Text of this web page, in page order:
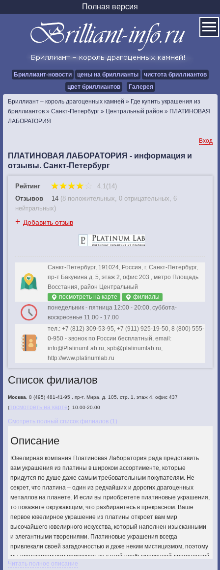
Полная версия
Бриллиант-новости цены на бриллианты
чистота бриллиантов
цвет бриллиантов
Галерея
Бриллиант – король драгоценных камней » Где купить украшения из
бриллиантов » Санкт-Петербург » Центральный район » ПЛАТИНОВАЯ
ЛАБОРАТОРИЯ
Вход
ПЛАТИНОВАЯ ЛАБОРАТОРИЯ - информация и
отзывы. Санкт-Петербург
Рейтинг
4.1(14)
Отзывов
14 (8 положительных, 0 отрицательных, 6
нейтральных)
+ Добавить отзыв
Санкт-Петербург, 191024, Россия, г. Санкт-Петербург,
пр-т Бакунина д. 5, этаж 2, офис 203 , метро Площадь
Восстания, район Центральный
посмотреть на карте
филиалы
понедельник - пятница 12:00 - 20:00, суббота-
воскресенье 11.00 - 17.00
тел.: +7 (812) 309-53-95, +7 (911) 925-19-50, 8 (800) 555-
0-950 - звонок по России бесплатный, email:
info@PlatinumLab.ru, spb@platinumlab.ru,
http://www.platinumlab.ru
Список филиалов
Москва , 8 (495) 481-41-95 , пр-т. Мира, д. 105, стр. 1, этаж 4, офис 437
(посмотреть на карте), 10.00-20.00
Смотреть полный список филиалов (1)
Описание
Ювелирная компания Платиновая Лаборатория рада представить
вам украшения из платины в широком ассортименте, которые
придутся по душе даже самым требовательным покупателям. Не
секрет, что платина – один из редчайших и дорогих драгоценных
металлов на планете. И если вы приобретете платиновые украшения,
то покажете окружающим, что разбираетесь в прекрасном. Ваше
первое ювелирное украшение из платины откроет вам мир
высочайшего ювелирного искусства, который наполнен изысканными
и элегантными творениями. Платиновые украшения всегда
привлекали своей загадочностью и даже неким мистицизмом, поэтому
мы предлагаем вам прикоснуться к этой необыкновенной драгоценной
тайне, и ощутить неповторимый платиновый эффект на себе лично.
Читать полное описание